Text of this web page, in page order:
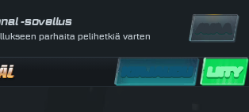
-sovellus
parhaita pelihetkiä varten
AVAA
KIRJAUDU LIITY